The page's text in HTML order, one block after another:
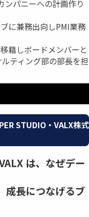
ンパニーへの計画作り
に兼務出向しPMI業務
籍しボードメンバーと
ティング部の部長を担
STUDIO・VALX株式
は、なぜデー
成⾧につなげるブ